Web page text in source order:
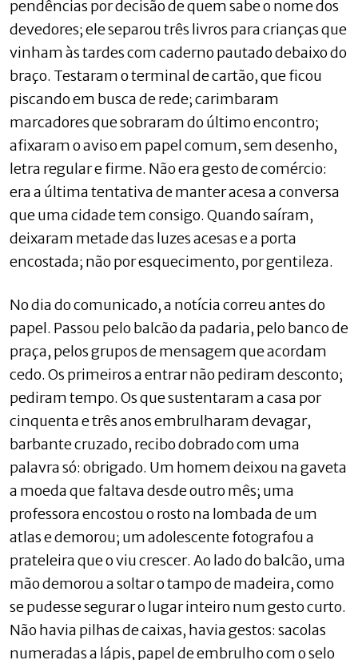
pendências por decisão de quem sabe o nome dos
devedores; ele separou três livros para crianças que
vinham às tardes com caderno pautado debaixo do
braço. Testaram o terminal de cartão, que ficou
piscando em busca de rede; carimbaram
marcadores que sobraram do último encontro;
afixaram o aviso em papel comum, sem desenho,
letra regular e firme. Não era gesto de comércio:
era a última tentativa de manter acesa a conversa
que uma cidade tem consigo. Quando saíram,
deixaram metade das luzes acesas e a porta
encostada; não por esquecimento, por gentileza.
No dia do comunicado, a notícia correu antes do
papel. Passou pelo balcão da padaria, pelo banco de
praça, pelos grupos de mensagem que acordam
cedo. Os primeiros a entrar não pediram desconto;
pediram tempo. Os que sustentaram a casa por
cinquenta e três anos embrulharam devagar,
barbante cruzado, recibo dobrado com uma
palavra só: obrigado. Um homem deixou na gaveta
a moeda que faltava desde outro mês; uma
professora encostou o rosto na lombada de um
atlas e demorou; um adolescente fotografou a
prateleira que o viu crescer. Ao lado do balcão, uma
mão demorou a soltar o tampo de madeira, como
se pudesse segurar o lugar inteiro num gesto curto.
Não havia pilhas de caixas, havia gestos: sacolas
numeradas a lápis, papel de embrulho com o selo